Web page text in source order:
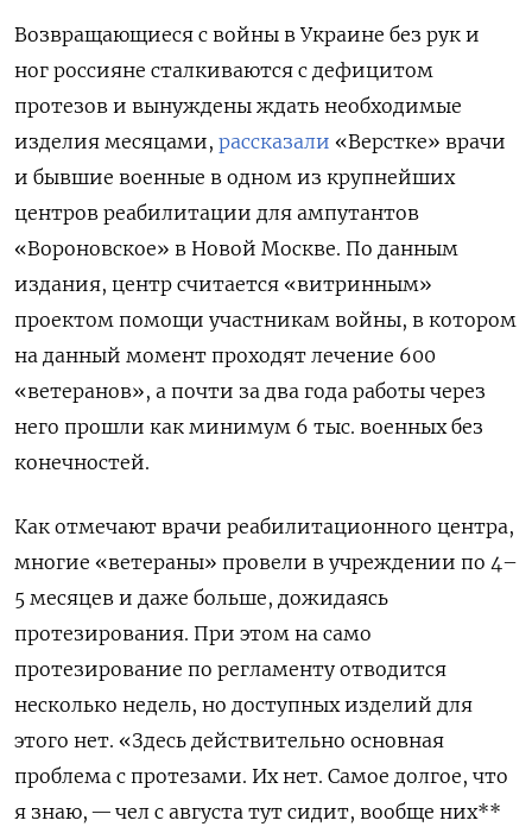
Возвращающиеся с войны в Украине без рук и
ног россияне сталкиваются с дефицитом
протезов и вынуждены ждать необходимые
изделия месяцами, рассказали «Верстке» врачи
и бывшие военные в одном из крупнейших
центров реабилитации для ампутантов
«Вороновское» в Новой Москве. По данным
издания, центр считается «витринным»
проектом помощи участникам войны, в котором
на данный момент проходят лечение 600
«ветеранов», а почти за два года работы через
него прошли как минимум 6 тыс. военных без
конечностей.
Как отмечают врачи реабилитационного центра,
многие «ветераны» провели в учреждении по 4–
5 месяцев и даже больше, дожидаясь
протезирования. При этом на само
протезирование по регламенту отводится
несколько недель, но доступных изделий для
этого нет. «Здесь действительно основная
проблема с протезами. Их нет. Самое долгое, что
я знаю, — чел с августа тут сидит, вообще них**